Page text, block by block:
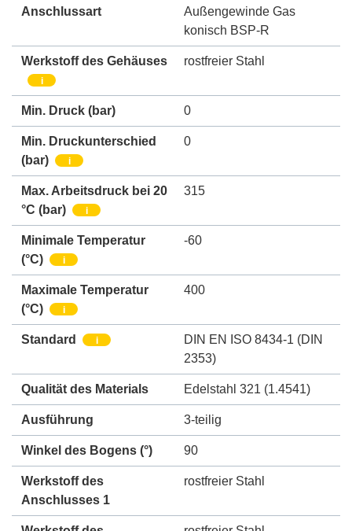
Anschlussart
Außengewinde Gas
konisch BSP-R
Werkstoff des Gehäuses
i
rostfreier Stahl
Min. Druck (bar) 0
Min. Druckunterschied
(bar)
i
0
Max. Arbeitsdruck bei 20
°C (bar)
i
315
Minimale Temperatur
(°C)
i
-60
Maximale Temperatur
(°C)
i
400
Standard i
DIN EN ISO 8434-1 (DIN
2353)
Qualität des Materials Edelstahl 321 (1.4541)
Ausführung 3-teilig
Winkel des Bogens (°) 90
Werkstoff des
Anschlusses 1
rostfreier Stahl